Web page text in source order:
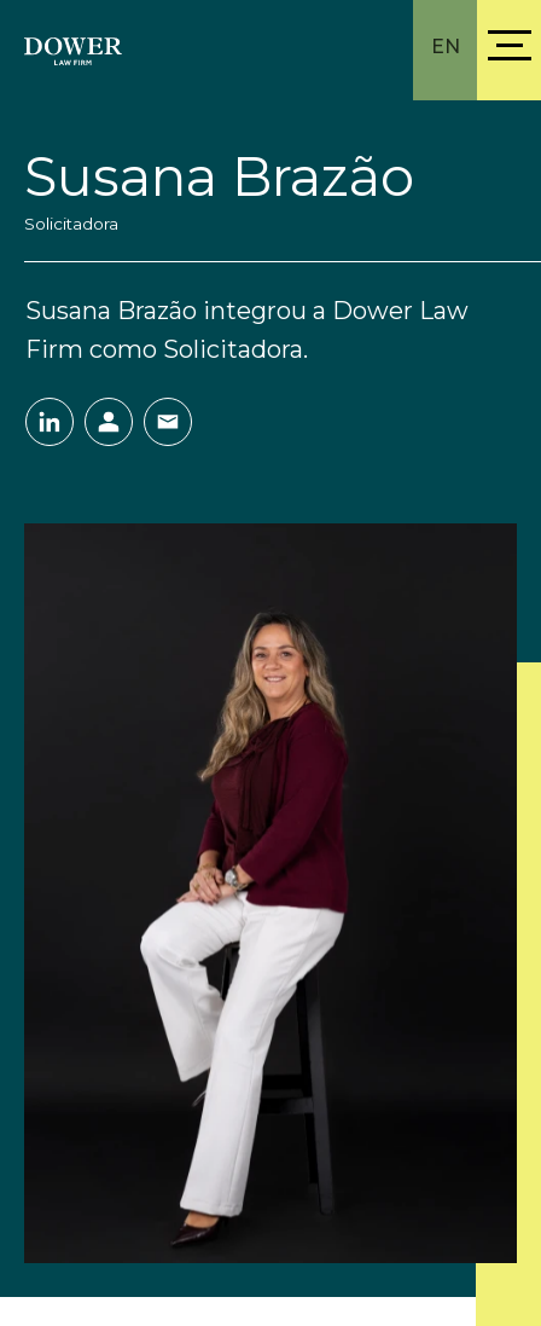
EN
Susana Brazão
Solicitadora
Susana Brazão integrou a Dower Law
Firm como Solicitadora.